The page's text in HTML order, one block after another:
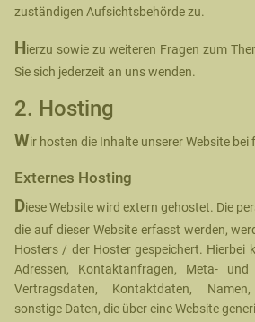
zuständigen Aufsichtsbehörde zu.
H ierzu sowie zu weiteren Fragen zum
Sie sich jederzeit an uns wenden.
2. Hosting
Wir hosten die Inhalte unserer Website bei
Externes Hosting
Diese Website wird extern gehostet. Die
die auf dieser Website erfasst werden,
Hosters / der Hoster gespeichert. Hierbei
Adressen, Kontaktanfragen, Meta- und
Vertragsdaten, Kontaktdaten,
sonstige Daten, die über eine Website